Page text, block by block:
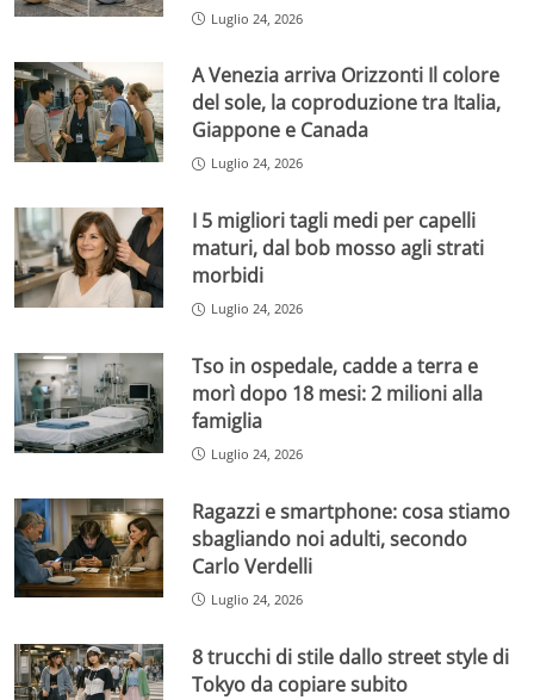
Luglio 24, 2026
A Venezia arriva Orizzonti Il colore
del sole, la coproduzione tra Italia,
Giappone e Canada
Luglio 24, 2026
I 5 migliori tagli medi per capelli
maturi, dal bob mosso agli strati
morbidi
Luglio 24, 2026
Tso in ospedale, cadde a terra e
morì dopo 18 mesi: 2 milioni alla
famiglia
Luglio 24, 2026
Ragazzi e smartphone: cosa stiamo
sbagliando noi adulti, secondo
Carlo Verdelli
Luglio 24, 2026
8 trucchi di stile dallo street style di
Tokyo da copiare subito